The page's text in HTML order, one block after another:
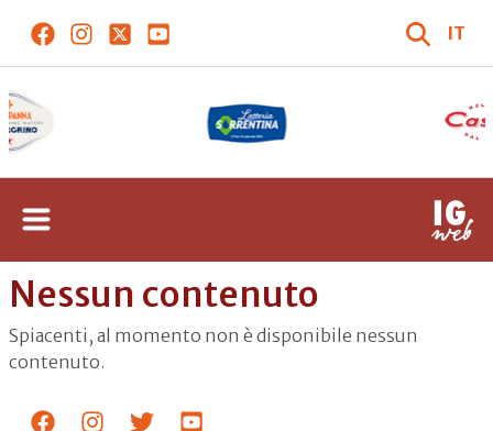
IT
Nessun contenuto
Spiacenti, al momento non è disponibile nessun
contenuto.